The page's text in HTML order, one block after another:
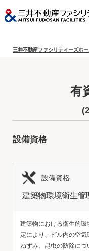
三井不動産ファシリティーズホー
有
設備資格
設備資格
建築物環境衛生管
建築物における衛生的
定により、ビル内の空気
ねずみ、昆虫の防除に